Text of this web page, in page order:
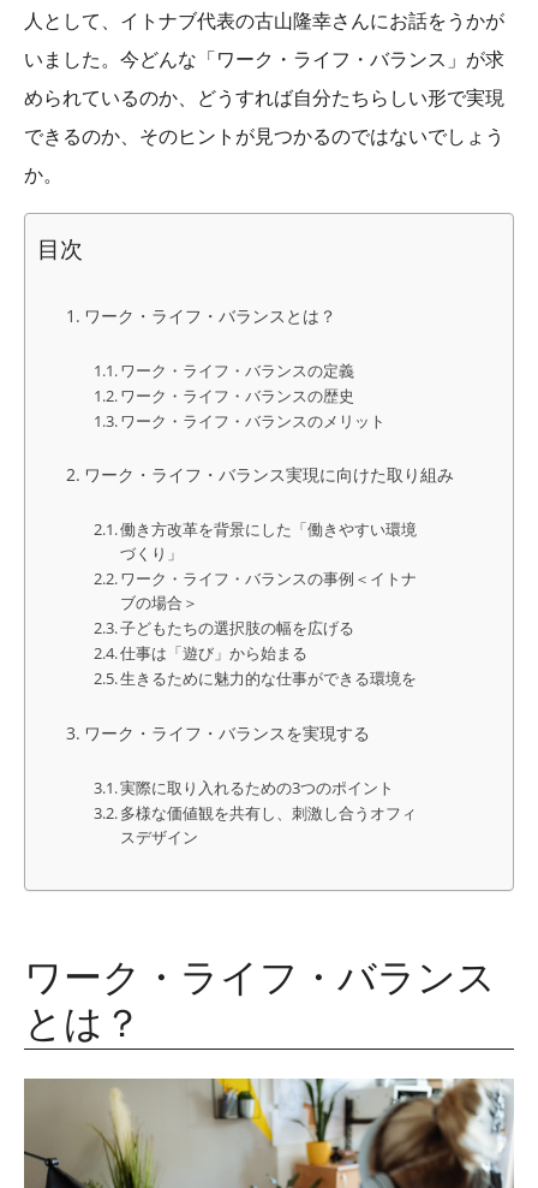
人として、イトナブ代表の古山隆幸さんにお話をうかが
いました。今どんな「ワーク・ライフ・バランス」が求
められているのか、どうすれば自分たちらしい形で実現
できるのか、そのヒントが見つかるのではないでしょう
か。
目次
ワーク・ライフ・バランスとは？
ワーク・ライフ・バランスの定義
ワーク・ライフ・バランスの歴史
ワーク・ライフ・バランスのメリット
ワーク・ライフ・バランス実現に向けた取り組み
働き方改革を背景にした「働きやすい環境
づくり」
ワーク・ライフ・バランスの事例＜イトナ
ブの場合＞
子どもたちの選択肢の幅を広げる
仕事は「遊び」から始まる
生きるために魅力的な仕事ができる環境を
ワーク・ライフ・バランスを実現する
実際に取り入れるための3つのポイント
多様な価値観を共有し、刺激し合うオフィ
スデザイン
ワーク・ライフ・バランス
とは？